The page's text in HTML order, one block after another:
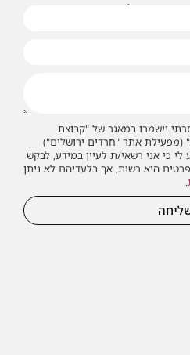
ונחזור אליכם בהקדם
יישמרו במאגר של "קבוצת
(מפעילת אתר "חרדים ירושלים")
לי כי אני רשאי/ת לעיין במידע, לבקש
היא רשות, אך בלעדיהם לא ניתן
.